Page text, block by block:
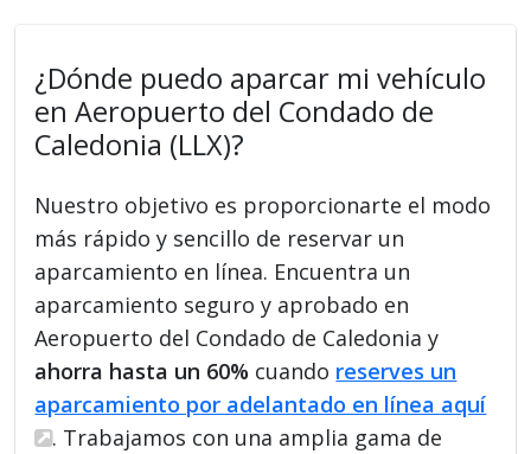
¿Dónde puedo aparcar mi vehículo
en Aeropuerto del Condado de
Caledonia (LLX)?
Nuestro objetivo es proporcionarte el modo
más rápido y sencillo de reservar un
aparcamiento en línea. Encuentra un
aparcamiento seguro y aprobado en
Aeropuerto del Condado de Caledonia y
ahorra hasta un 60% cuando reserves un
aparcamiento por adelantado en línea aquí
. Trabajamos con una amplia gama de